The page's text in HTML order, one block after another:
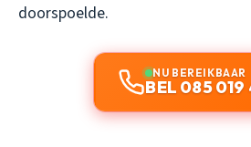
doorspoelde.
NU BEREIKBAAR
BEL 085 019